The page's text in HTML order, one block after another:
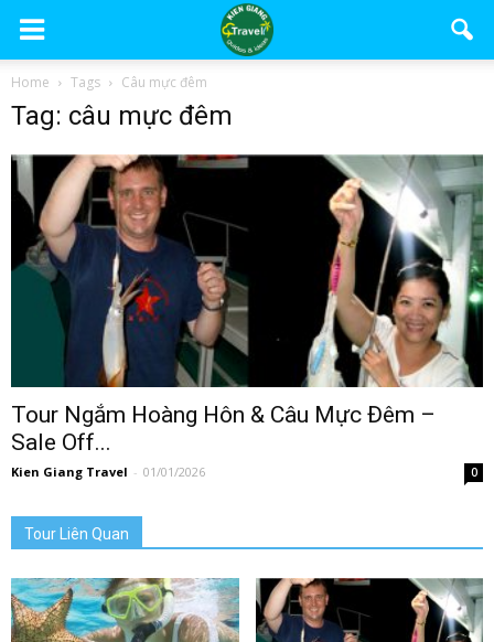
Home Tags Câu mực đêm
Tag: câu mực đêm
Tour Ngắm Hoàng Hôn & Câu Mực Đêm –
Sale Off...
Kien Giang Travel - 01/01/2026 0
Tour Liên Quan